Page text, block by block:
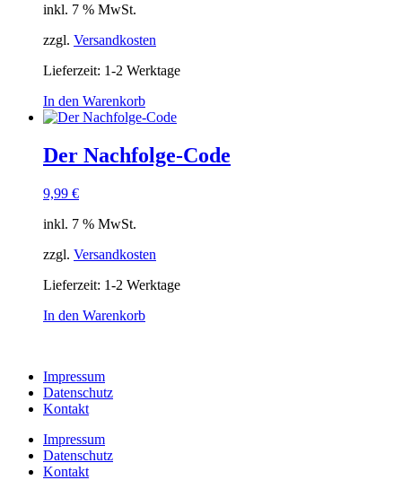
inkl. 7 % MwSt.
zzgl. Versandkosten
Lieferzeit: 1-2 Werktage
In den Warenkorb
Der Nachfolge-Code
9,99 €
inkl. 7 % MwSt.
zzgl. Versandkosten
Lieferzeit: 1-2 Werktage
In den Warenkorb
Impressum
Datenschutz
Kontakt
Impressum
Datenschutz
Kontakt